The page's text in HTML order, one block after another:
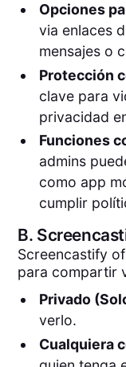
Opciones
via enlaces
mensajes o
Protección
clave para
privacidad
Funciones
admins
como app
cumplir
B.
Screencastify
para compartir
Privado
verlo.
Cualquiera